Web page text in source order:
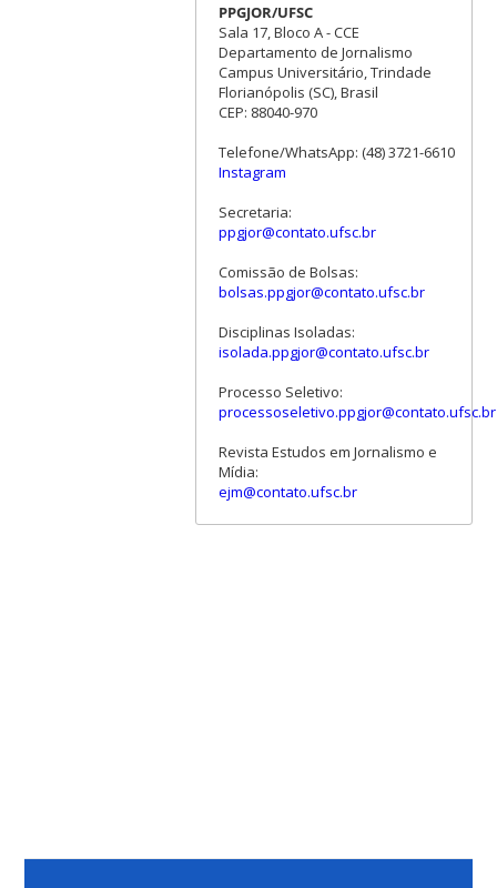
PPGJOR/UFSC
Sala 17, Bloco A - CCE
Departamento de Jornalismo
Campus Universitário, Trindade
Florianópolis (SC), Brasil
CEP: 88040-970
Telefone/WhatsApp: (48) 3721-6610
Instagram
Secretaria:
ppgjor@contato.ufsc.br
Comissão de Bolsas:
bolsas.ppgjor@contato.ufsc.br
Disciplinas Isoladas:
isolada.ppgjor@contato.ufsc.br
Processo Seletivo:
processoseletivo.ppgjor@contato.ufsc.br
Revista Estudos em Jornalismo e
Mídia:
ejm@contato.ufsc.br